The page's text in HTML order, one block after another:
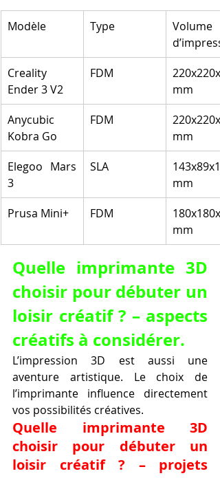
Modèle Type
Volume
Creality
Ender 3 V2
FDM
mm
Anycubic
Kobra Go
FDM
mm
Elegoo Mars
3
SLA
mm
Prusa Mini+
FDM
mm
Quelle imprimante 3D
choisir pour débuter un
loisir créatif ? – aspects
créatifs à considérer.
L’impression 3D est aussi une
aventure artistique. Le choix de
l’imprimante influence directement
vos possibilités créatives.
Quelle imprimante 3D
choisir pour débuter un
loisir créatif ? – projets